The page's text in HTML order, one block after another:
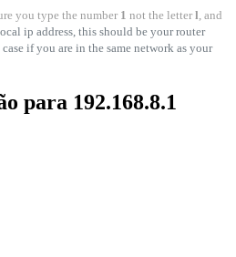
you type the number 1 not the letter l , and
ip address, this should be your router
if you are in the same network as your
para 192.168.8.1